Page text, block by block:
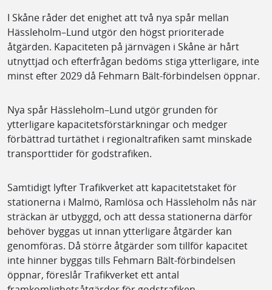
I Skåne råder det enighet att två nya spår mellan
Hässleholm–Lund utgör den högst prioriterade
åtgärden. Kapaciteten på järnvägen i Skåne är hårt
utnyttjad och efterfrågan bedöms stiga ytterligare, inte
minst efter 2029 då Fehmarn Bält-förbindelsen öppnar.
Nya spår Hässleholm–Lund utgör grunden för
ytterligare kapacitetsförstärkningar och medger
förbättrad turtäthet i regionaltrafiken samt minskade
transporttider för godstrafiken.
Samtidigt lyfter Trafikverket att kapacitetstaket för
stationerna i Malmö, Ramlösa och Hässleholm nås när
sträckan är utbyggd, och att dessa stationerna därför
behöver byggas ut innan ytterligare åtgärder kan
genomföras. Då större åtgärder som tillför kapacitet
inte hinner byggas tills Fehmarn Bält-förbindelsen
öppnar, föreslår Trafikverket ett antal